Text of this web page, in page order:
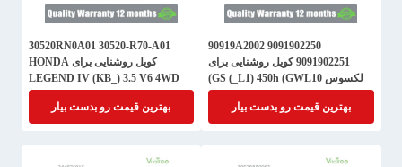
90919A2002 9091902250
9091902251 کویل روشنایی برای
لکسوس GS (_L1) 450h (GWL10)
بهترین قیمت رو بدست بیار
30520RN0A01 30520-R70-A01
کویل روشنایی برای HONDA
LEGEND IV (KB_) 3.5 V6 4WD
بهترین قیمت رو بدست بیار